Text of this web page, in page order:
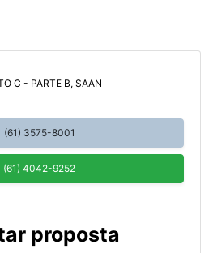
C - PARTE B, SAAN
(61) 3575-8001
(61) 4042-9252
proposta